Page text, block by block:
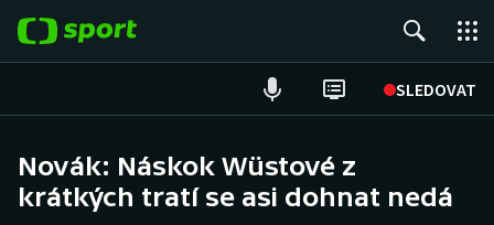
SLEDOVAT
Hokej
Novák: Náskok Wüstové z
krátkých tratí se asi dohnat nedá